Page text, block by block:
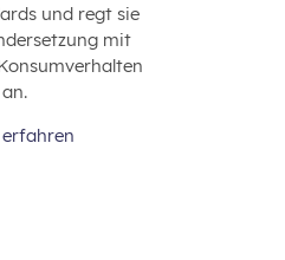
und regt sie
mit
an.